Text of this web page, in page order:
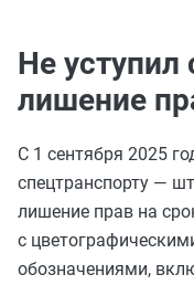
Не уступил
лишение
С 1 сентября 2025
спецтранспорту —
лишение прав на
с
обозначениями,